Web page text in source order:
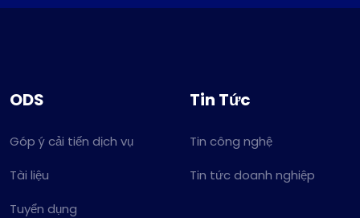
ODS
Góp ý cải tiến dịch vụ
Tài liệu
Tuyển dụng
Tin Tức
Tin công nghệ
Tin tức doanh nghiệp